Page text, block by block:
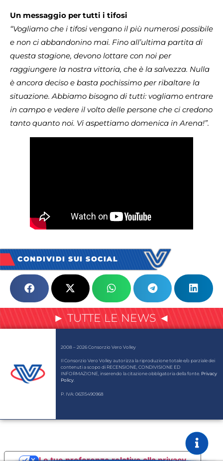
Un messaggio per tutti i tifosi
“Vogliamo che i tifosi vengano il più numerosi possibile
e non ci abbandonino mai. Fino all’ultima partita di
questa stagione, devono lottare con noi per
raggiungere la nostra vittoria, che è la salvezza. Nulla
è ancora deciso e basta pochissimo per ribaltare la
situazione. Abbiamo bisogno di tutti: vogliamo entrare
in campo e vedere il volto delle persone che ci credono
tanto quanto noi. Vi aspettiamo domenica in Arena!”.
CONDIVIDI SUI SOCIAL
► TUTTE LE NEWS ◄
2008 – 2026 Consorzio Vero Volley
Il Consorzio Vero Volley autorizza la riproduzione totale e/o parziale dei
contenuti a scopo di RECENSIONE, CONDIVISIONE ED
INFORMAZIONE, inserendo la citazione obbligatoria della fonte. Privacy
Policy.
P. IVA: 06315490968